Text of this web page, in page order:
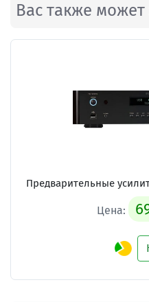
Вас также может
Предварительные
Цена: